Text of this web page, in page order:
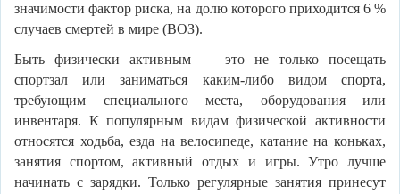
значимости фактор риска, на долю которого приходится 6 %
случаев смертей в мире (ВОЗ).
Быть физически активным — это не только посещать
спортзал или заниматься каким-либо видом спорта,
требующим специального места, оборудования или
инвентаря. К популярным видам физической активности
относятся ходьба, езда на велосипеде, катание на коньках,
занятия спортом, активный отдых и игры. Утро лучше
начинать с зарядки. Только регулярные занятия принесут